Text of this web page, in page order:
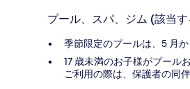
プール、スパ、ジム (該当
季節限定のプールは、5 月
17 歳未満のお子様がプール
ご利用の際は、保護者の同